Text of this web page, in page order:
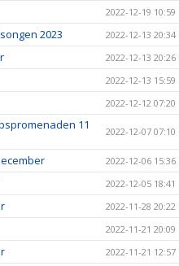
2022-12-19 10:59
2023 2022-12-13 20:34
2022-12-13 20:26
2022-12-13 15:59
2022-12-12 07:20
11
2022-12-07 07:10
2022-12-06 15:36
2022-12-05 18:41
2022-11-28 20:22
2022-11-21 20:09
2022-11-21 12:57